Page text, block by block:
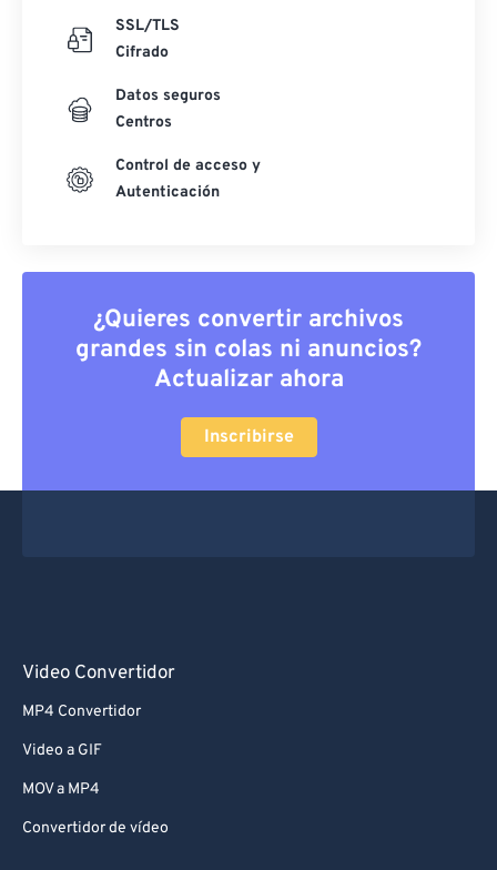
SSL/TLS
Cifrado
Datos seguros
Centros
Control de acceso y
Autenticación
¿Quieres convertir archivos
grandes sin colas ni anuncios?
Actualizar ahora
Inscribirse
Video Convertidor
MP4 Convertidor
Video a GIF
MOV a MP4
Convertidor de vídeo